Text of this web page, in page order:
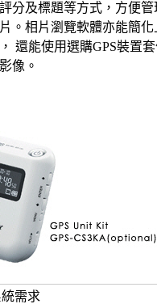
分及標題等方式，方便管
。相片瀏覽軟體亦能簡化
還能使用選購GPS裝置
像。
需求